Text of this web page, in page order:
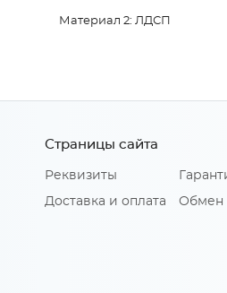
Материал 2: ЛДСП
Страницы сайта
Реквизиты
Доставка и оплата Обмен